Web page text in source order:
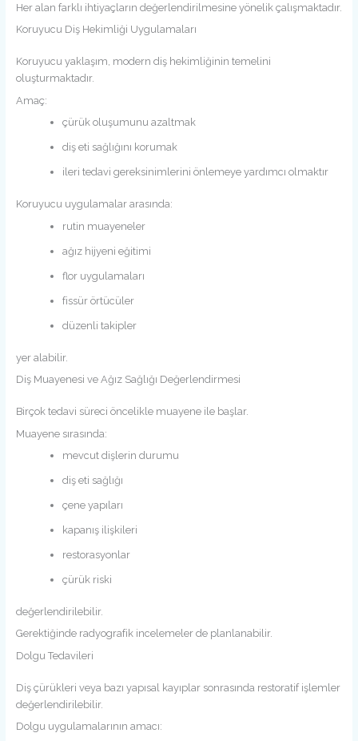
Her alan farklı ihtiyaçların değerlendirilmesine yönelik çalışmaktadır.
Koruyucu Diş Hekimliği Uygulamaları
Koruyucu yaklaşım, modern diş hekimliğinin temelini
oluşturmaktadır.
Amaç:
çürük oluşumunu azaltmak
diş eti sağlığını korumak
ileri tedavi gereksinimlerini önlemeye yardımcı olmaktır
Koruyucu uygulamalar arasında:
rutin muayeneler
ağız hijyeni eğitimi
flor uygulamaları
fissür örtücüler
düzenli takipler
yer alabilir.
Diş Muayenesi ve Ağız Sağlığı Değerlendirmesi
Birçok tedavi süreci öncelikle muayene ile başlar.
Muayene sırasında:
mevcut dişlerin durumu
diş eti sağlığı
çene yapıları
kapanış ilişkileri
restorasyonlar
çürük riski
değerlendirilebilir.
Gerektiğinde radyografik incelemeler de planlanabilir.
Dolgu Tedavileri
Diş çürükleri veya bazı yapısal kayıplar sonrasında restoratif işlemler
değerlendirilebilir.
Dolgu uygulamalarının amacı: